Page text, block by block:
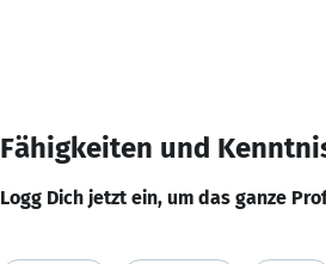
Fähigkeiten und
Logg Dich jetzt ein, um das ganze